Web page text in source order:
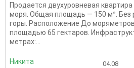
Продается двухуровневая
моря. Общая площадь — 150 м². Без
горы. Расположение До
площадью 65 гектаров.
метрах:...
Никита 04.08